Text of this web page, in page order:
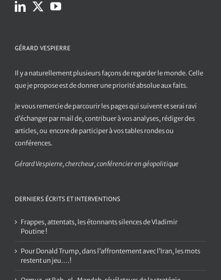
GÉRARD VESPIERRE
Il y a naturellement plusieurs façons de regarder le monde. Celle
que je propose est de donner une priorité absolue aux faits.
Je vous remercie de parcourir les pages qui suivent et serai ravi
d’échanger par mail de, contribuer à vos analyses, rédiger des
articles, ou encore de participer à vos tables rondes ou
conférences.
Gérard Vespierre, chercheur, conférencier en géopolitique
DERNIERS ÉCRITS ET INTERVENTIONS
Frappes, attentats, les étonnants silences de Vladimir
Poutine !
Pour Donald Trump, dans l’affrontement avec l’Iran, les mots
restent un jeu….!